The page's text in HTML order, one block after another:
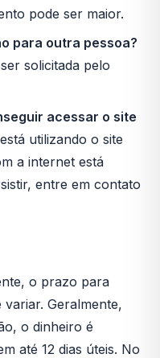
pode ser maior.
para outra pessoa?
solicitada pelo
acessar o site
utilizando o site
a internet está
entre em contato
o prazo para
Geralmente,
o dinheiro é
até 12 dias úteis. No